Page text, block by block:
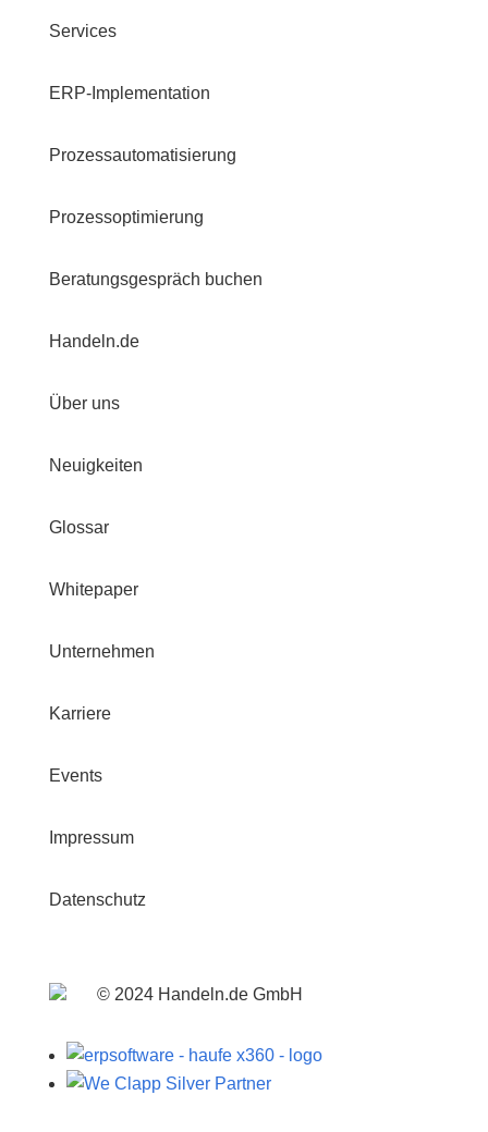
Services
ERP-Implementation
Prozessautomatisierung
Prozessoptimierung
Beratungsgespräch buchen
Handeln.de
Über uns
Neuigkeiten
Glossar
Whitepaper
Unternehmen
Karriere
Events
Impressum
Datenschutz
© 2024 Handeln.de GmbH